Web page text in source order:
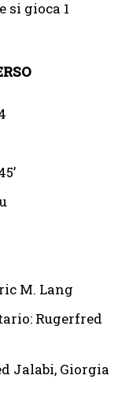
si gioca 1
M. Lang
Rugerfred
Jalabi, Giorgia